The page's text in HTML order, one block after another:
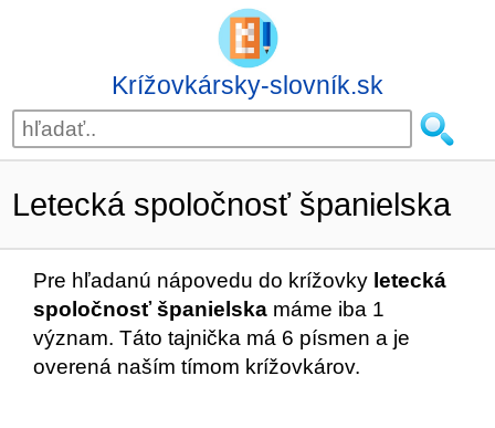
Krížovkársky-slovník.sk
Letecká spoločnosť španielska
Pre hľadanú nápovedu do krížovky letecká
spoločnosť španielska máme iba 1
význam. Táto tajnička má 6 písmen a je
overená naším tímom krížovkárov.